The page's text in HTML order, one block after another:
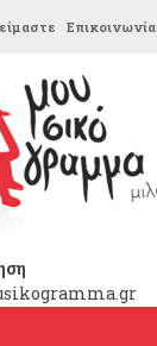
Επικοινωνία